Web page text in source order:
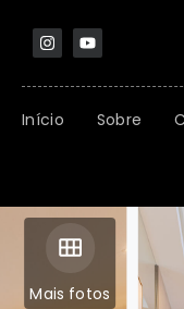
Início Sobre
Mais fotos